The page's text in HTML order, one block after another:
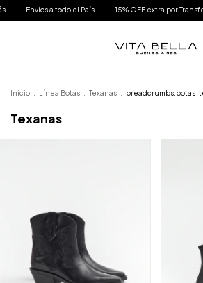
todo el País. 15% OFF extra por Transferencia.
Inicio Línea Botas Texanas breadcrumbs.botas-
Texanas